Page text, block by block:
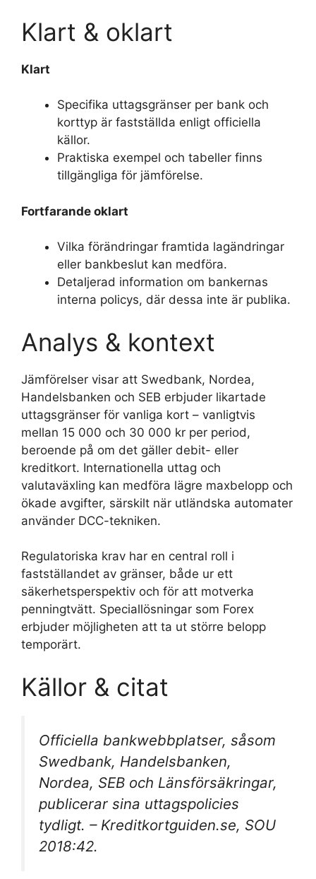
Klart & oklart
Klart
Specifika uttagsgränser per bank och
korttyp är fastställda enligt officiella
källor.
Praktiska exempel och tabeller finns
tillgängliga för jämförelse.
Fortfarande oklart
Vilka förändringar framtida lagändringar
eller bankbeslut kan medföra.
Detaljerad information om bankernas
interna policys, där dessa inte är publika.
Analys & kontext
Jämförelser visar att Swedbank, Nordea,
Handelsbanken och SEB erbjuder likartade
uttagsgränser för vanliga kort – vanligtvis
mellan 15 000 och 30 000 kr per period,
beroende på om det gäller debit- eller
kreditkort. Internationella uttag och
valutaväxling kan medföra lägre maxbelopp och
ökade avgifter, särskilt när utländska automater
använder DCC-tekniken.
Regulatoriska krav har en central roll i
fastställandet av gränser, både ur ett
säkerhetsperspektiv och för att motverka
penningtvätt. Speciallösningar som Forex
erbjuder möjligheten att ta ut större belopp
temporärt.
Källor & citat
Officiella bankwebbplatser, såsom
Swedbank, Handelsbanken,
Nordea, SEB och Länsförsäkringar,
publicerar sina uttagspolicies
tydligt. – Kreditkortguiden.se, SOU
2018:42.